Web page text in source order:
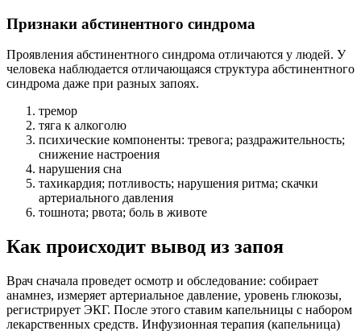
Признаки абстинентного синдрома
Проявления абстинентного синдрома отличаются у людей. У
человека наблюдается отличающаяся структура абстинентного
синдрома даже при разных запоях.
тремор
тяга к алкоголю
психические компоненты: тревога; раздражительность;
снижение настроения
нарушения сна
тахикардия; потливость; нарушения ритма; скачки
артериального давления
тошнота; рвота; боль в животе
Как происходит вывод из запоя
Врач сначала проведет осмотр и обследование: собирает
анамнез, измеряет артериальное давление, уровень глюкозы,
регистрирует ЭКГ. После этого ставим капельницы с набором
лекарственных средств. Инфузионная терапия (капельница)